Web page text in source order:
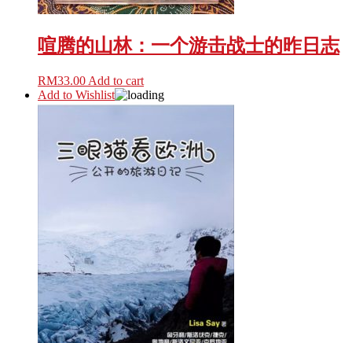
喧腾的山林：一个游击战士的昨日志
RM33.00 Add to cart
Add to Wishlist